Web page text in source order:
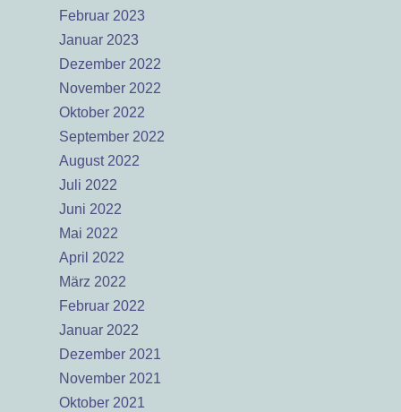
Februar 2023
Januar 2023
Dezember 2022
November 2022
Oktober 2022
September 2022
August 2022
Juli 2022
Juni 2022
Mai 2022
April 2022
März 2022
Februar 2022
Januar 2022
Dezember 2021
November 2021
Oktober 2021